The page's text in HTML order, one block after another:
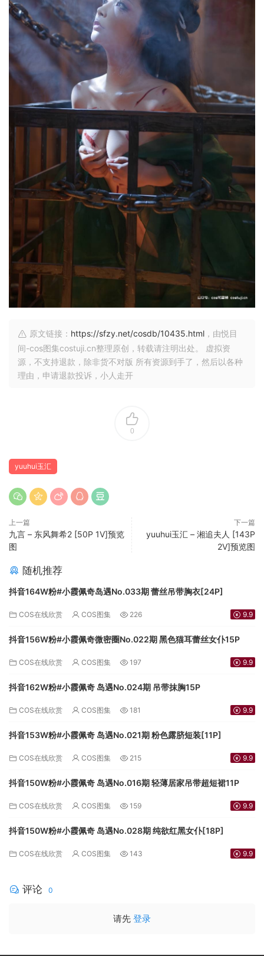
原文链接： https://sfzy.net/cosdb/10435.html ，由悦目
间-cos图集costuji.cn整理原创，转载请注明出处。 虚拟资
源，不支持退款，除非货不对版 所有资源到手了，然后以各种
理由，申请退款投诉，小人走开
0
yuuhui玉汇
上一篇
九言 – 东风舞希2 [50P 1V]预览
图
下一篇
yuuhui玉汇 – 湘追夫人 [143P
2V]预览图
随机推荐
抖音164W粉#小霞佩奇岛遇No.033期 蕾丝吊带胸衣[24P]
COS在线欣赏 COS图集 226 9.9
抖音156W粉#小霞佩奇微密圈No.022期 黑色猫耳蕾丝女仆15P
COS在线欣赏 COS图集 197 9.9
抖音162W粉#小霞佩奇 岛遇No.024期 吊带抹胸15P
COS在线欣赏 COS图集 181 9.9
抖音153W粉#小霞佩奇 岛遇No.021期 粉色露脐短装[11P]
COS在线欣赏 COS图集 215 9.9
抖音150W粉#小霞佩奇 岛遇No.016期 轻薄居家吊带超短裙11P
COS在线欣赏 COS图集 159 9.9
抖音150W粉#小霞佩奇 岛遇No.028期 纯欲红黑女仆[18P]
COS在线欣赏 COS图集 143 9.9
评论 0
请先 登录